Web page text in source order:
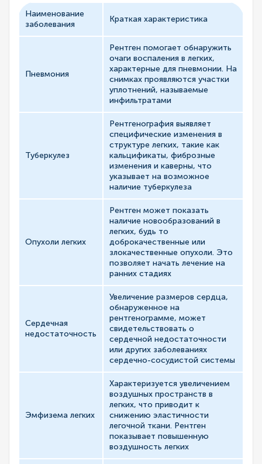
Наименование
заболевания
Краткая характеристика
Пневмония
Рентген помогает обнаружить
очаги воспаления в легких,
характерные для пневмонии. На
снимках проявляются участки
уплотнений, называемые
инфильтратами
Туберкулез
Рентгенография выявляет
специфические изменения в
структуре легких, такие как
кальцификаты, фиброзные
изменения и каверны, что
указывает на возможное
наличие туберкулеза
Опухоли легких
Рентген может показать
наличие новообразований в
легких, будь то
доброкачественные или
злокачественные опухоли. Это
позволяет начать лечение на
ранних стадиях
Сердечная
недостаточность
Увеличение размеров сердца,
обнаруженное на
рентгенограмме, может
свидетельствовать о
сердечной недостаточности
или других заболеваниях
сердечно-сосудистой системы
Эмфизема легких
Характеризуется увеличением
воздушных пространств в
легких, что приводит к
снижению эластичности
легочной ткани. Рентген
показывает повышенную
воздушность легких